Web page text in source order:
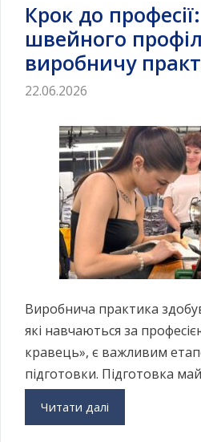
Крок до
швейного
виробничу
22.06.2026
Виробнича практика
які навчаються за
кравець», є важливим
підготовки. Підготовка
Читати далі